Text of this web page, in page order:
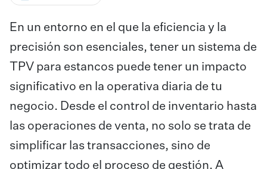
En un entorno en el que la eficiencia y la
precisión son esenciales, tener un sistema de
TPV para estancos puede tener un impacto
significativo en la operativa diaria de tu
negocio. Desde el control de inventario hasta
las operaciones de venta, no solo se trata de
simplificar las transacciones, sino de
optimizar todo el proceso de gestión. A